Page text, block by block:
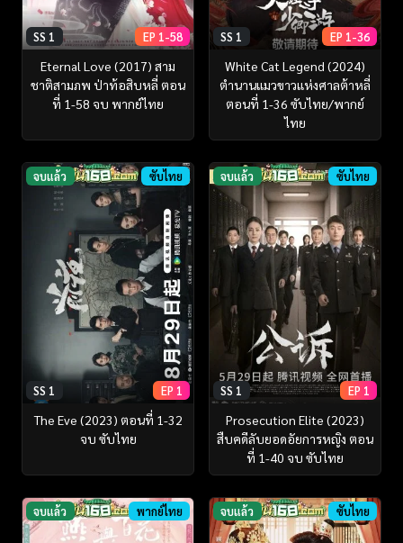
SS 1 EP 1-58
Eternal Love (2017) สาม
ชาติสามภพ ป่าท้อสิบหลี่ ตอน
ที่ 1-58 จบ พากย์ไทย
SS 1 EP 1-36
White Cat Legend (2024)
ตำนานแมวขาวแห่งศาลต้าหลี่
ตอนที่ 1-36 ซับไทย/พากย์
ไทย
จบแล้ว ซับไทย
SS 1 EP 1
The Eve (2023) ตอนที่ 1-32
จบ ซับไทย
จบแล้ว ซับไทย
SS 1 EP 1
Prosecution Elite (2023)
สืบคดีลับยอดอัยการหญิง ตอน
ที่ 1-40 จบ ซับไทย
จบแล้ว พากย์ไทย จบแล้ว ซับไทย